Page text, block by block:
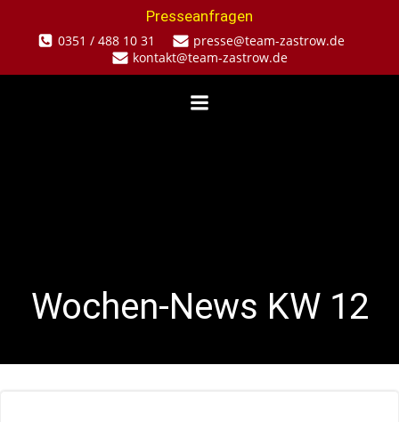
Zum
springen
Presseanfragen
0351 / 488 10 31
presse@team-zastrow.de
kontakt@team-zastrow.de
Wochen-News KW 12